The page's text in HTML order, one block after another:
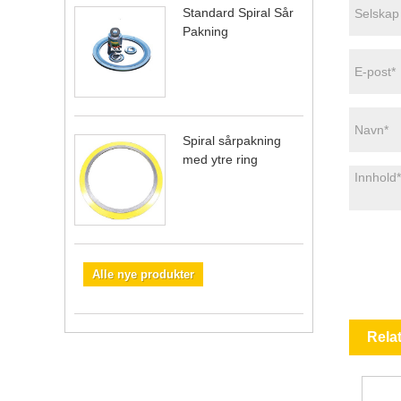
Standard Spiral Sår
Pakning
Spiral sårpakning
med ytre ring
Alle nye produkter